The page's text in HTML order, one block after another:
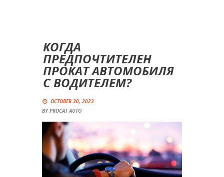
КОГДА
ПРЕДПОЧТИТЕЛЕН
ПРОКАТ АВТОМОБИЛЯ
С ВОДИТЕЛЕМ?
OCTOBER 30, 2023
BYPROCAT AUTO